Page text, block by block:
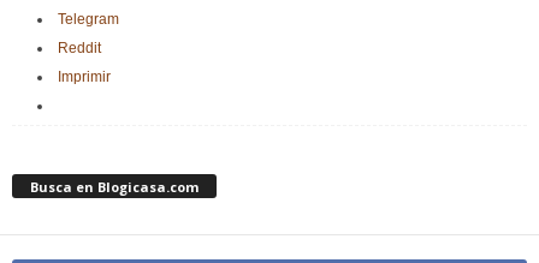
Telegram
Reddit
Imprimir
Busca en Blogicasa.com